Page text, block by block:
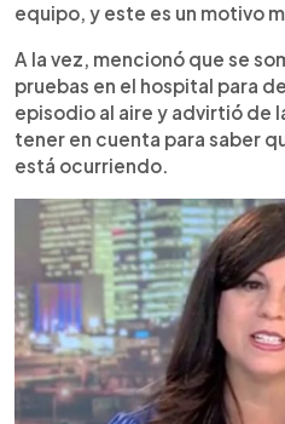
equipo, y este es un motivo
A la vez, mencionó que se
pruebas en el hospital para
episodio al aire y advirtió de
tener en cuenta para saber
está ocurriendo.